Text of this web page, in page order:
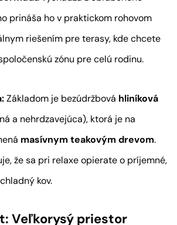
prináša ho v praktickom rohovom
riešením pre terasy, kde chcete
zónu pre celú rodinu.
Základom je bezúdržbová hliníková
a nehrdzavejúca), ktorá je na
masívnym teakovým drevom.
že sa pri relaxe opierate o príjemné,
kov.
Veľkorysý priestor